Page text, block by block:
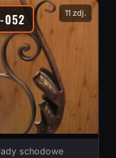
-052 11 zdj.
schodowe